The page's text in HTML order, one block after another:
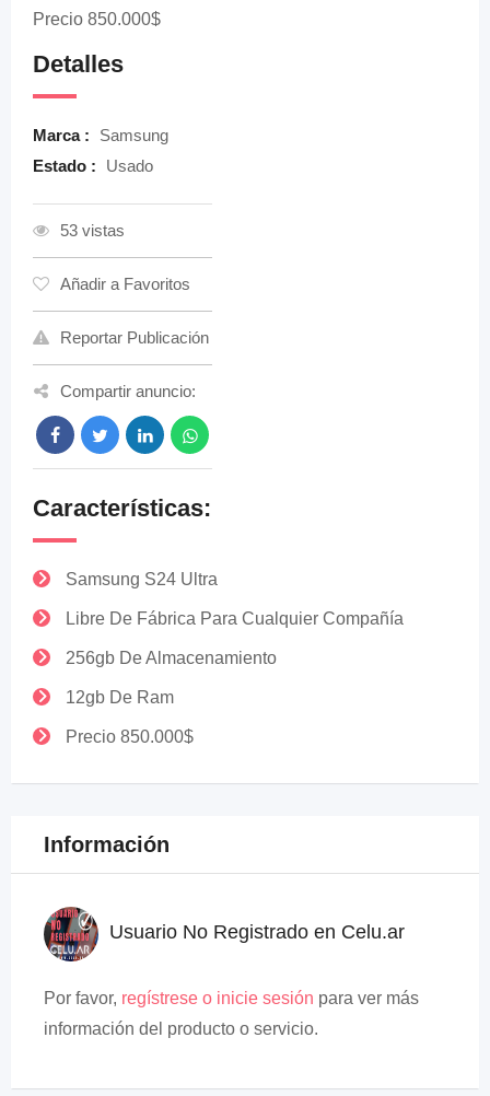
Precio 850.000$
Detalles
Marca :
Samsung
Estado :
Usado
53 vistas
Añadir a Favoritos
Reportar Publicación
Compartir anuncio:
Características:
Samsung S24 Ultra
Libre De Fábrica Para Cualquier Compañía
256gb De Almacenamiento
12gb De Ram
Precio 850.000$
Información
Usuario No Registrado en Celu.ar
Por favor, regístrese o inicie sesión para ver más
información del producto o servicio.